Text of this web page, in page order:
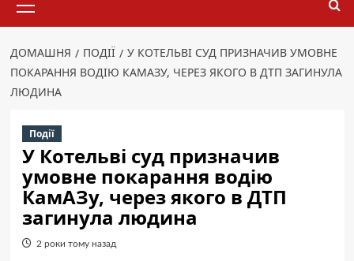
меню
ДОМАШНЯ ПОДІЇ
У КОТЕЛЬВІ СУД ПРИЗНАЧИВ УМОВНЕ
ПОКАРАННЯ ВОДІЮ КАМАЗУ, ЧЕРЕЗ ЯКОГО В ДТП ЗАГИНУЛА
ЛЮДИНА
Події
У Котельві суд призначив
умовне покарання водію
КамАЗу, через якого в ДТП
загинула людина
2 роки тому назад